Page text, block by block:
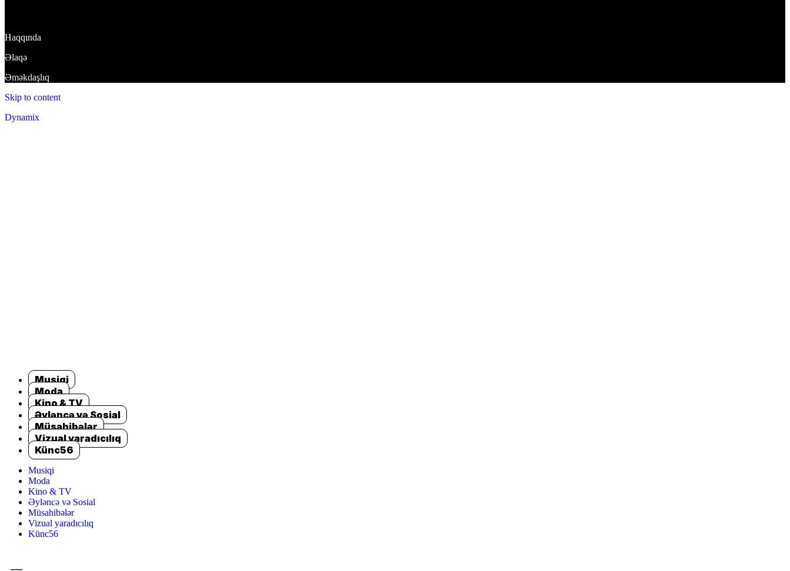
Haqqında
Əlaqə
Əməkdaşlıq
Skip to content
Dynamix
Musiqi
Moda
Kino & TV
Əyləncə və Sosial
Müsahibələr
Vizual yaradıcılıq
Künc56
Musiqi
Moda
Kino & TV
Əyləncə və Sosial
Müsahibələr
Vizual yaradıcılıq
Künc56